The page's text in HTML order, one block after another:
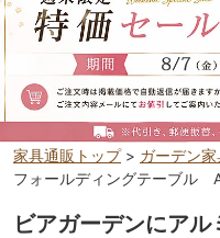
家具通販トップ> ガーデン家
フォールディングテーブル
ビアガーデンにア